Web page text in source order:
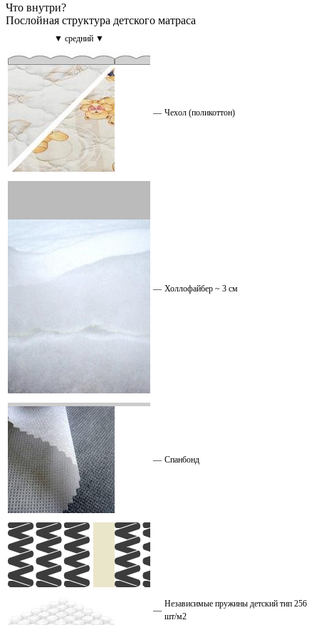
Что внутри?
Послойная структура детского матраса
▼ средний ▼
— Чехол (поликоттон)
— Холлофайбер ~ 3 см
— Спанбонд
—
Независимые пружины детский тип 256
шт/м2